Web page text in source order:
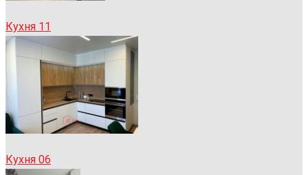
Кухня 11
Кухня 06